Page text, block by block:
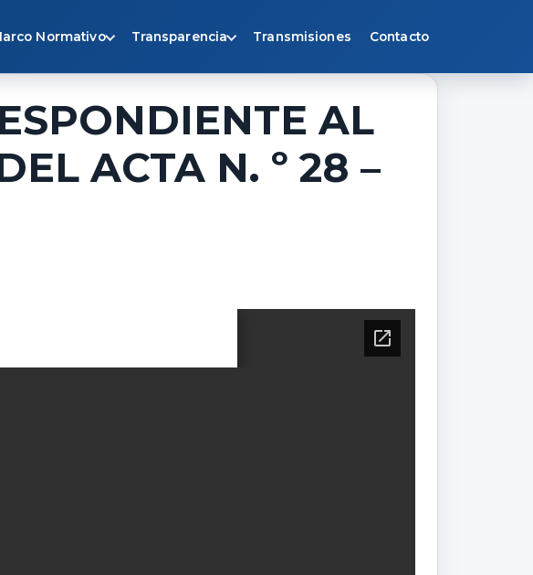
Normativo Transparencia Transmisiones Contacto
AL
ACTA N. º 28 –